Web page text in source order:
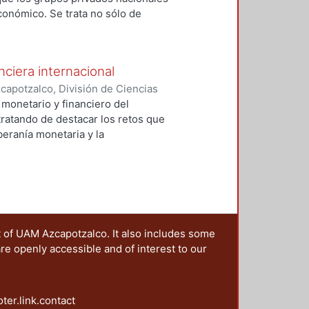
Se trata no sólo de
El nuevo liderazgo de
de las estrategias que
condiciones de competencia
y también de la estrategia
que cubrió el objetivo de
que tenía el complejo
nacionales, y promover el
de Mercado.
internacional
División de Ciencias
;Leriche Guzmán, Cristian E.
y financiero del
de destacar los retos que
monetaria y la
UAM Azcapotzalco. It also includes some
openly accessible and of interest to our